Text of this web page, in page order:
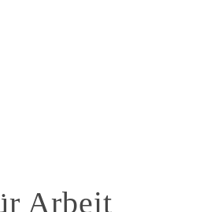
Arbeit